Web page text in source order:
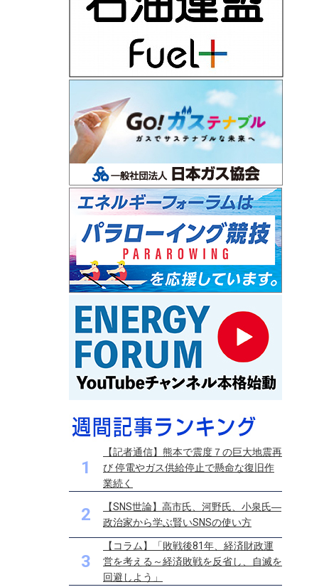
1
【記者通信】熊本で震度７の巨大地震再
び 停電やガス供給停止で懸命な復旧作
業続く
2
【SNS世論】高市氏、河野氏、小泉氏―
政治家から学ぶ賢いSNSの使い方
3
【コラム】「敗戦後81年、経済財政運
営を考える～経済敗戦を反省し、自滅を
回避しよう」